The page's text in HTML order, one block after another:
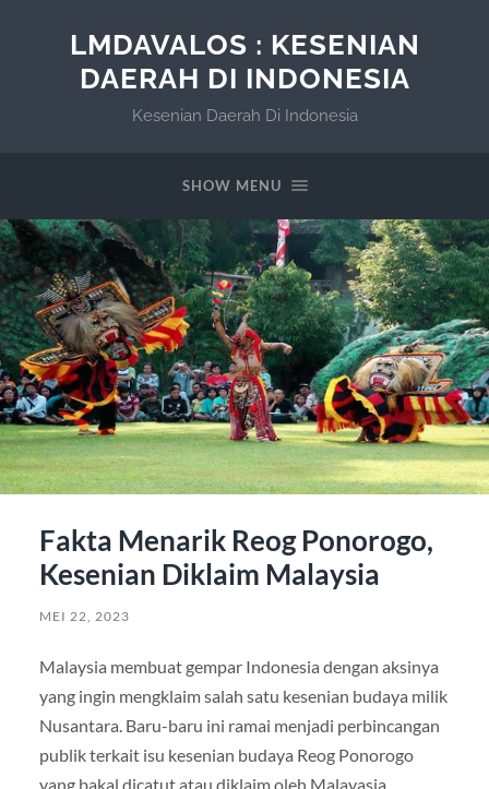
LMDAVALOS : KESENIAN
DAERAH DI INDONESIA
Kesenian Daerah Di Indonesia
SHOW MENU
Fakta Menarik Reog Ponorogo,
Kesenian Diklaim Malaysia
MEI 22, 2023
Malaysia membuat gempar Indonesia dengan aksinya
yang ingin mengklaim salah satu kesenian budaya milik
Nusantara. Baru-baru ini ramai menjadi perbincangan
publik terkait isu kesenian budaya Reog Ponorogo
yang bakal dicatut atau diklaim oleh Malayasia